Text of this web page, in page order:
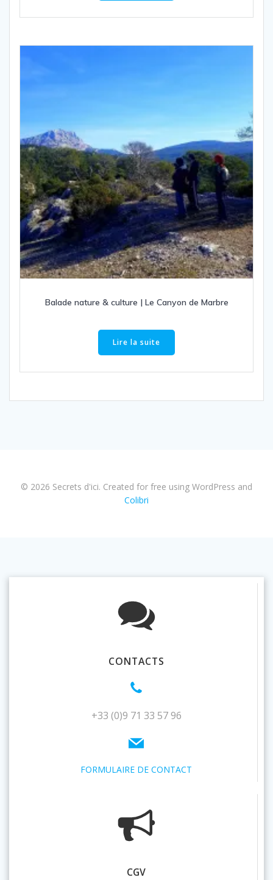
Balade nature & culture | Le Canyon de Marbre
Lire la suite
© 2026 Secrets d'ici. Created for free using WordPress and
Colibri
CONTACTS
+33 (0)9 71 33 57 96
FORMULAIRE DE CONTACT
CGV